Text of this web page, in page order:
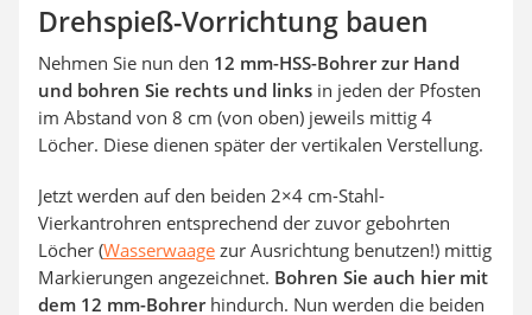
Drehspieß-Vorrichtung bauen
Nehmen Sie nun den 12 mm-HSS-Bohrer zur Hand
und bohren Sie rechts und links in jeden der Pfosten
im Abstand von 8 cm (von oben) jeweils mittig 4
Löcher. Diese dienen später der vertikalen Verstellung.
Jetzt werden auf den beiden 2×4 cm-Stahl-
Vierkantrohren entsprechend der zuvor gebohrten
Löcher (Wasserwaage zur Ausrichtung benutzen!) mittig
Markierungen angezeichnet. Bohren Sie auch hier mit
dem 12 mm-Bohrerhindurch. Nun werden die beiden